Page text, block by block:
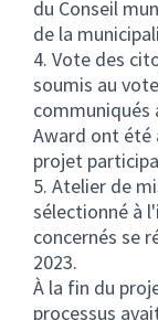
du Conseil
de la
4. Vote des
soumis au
communiqués
Award ont été
projet
5. Atelier de
sélectionné à
concernés se
2023.
À la fin du
processus